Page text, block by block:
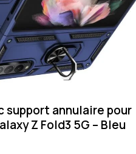
support annulaire pour
Z Fold3 5G – Bleu